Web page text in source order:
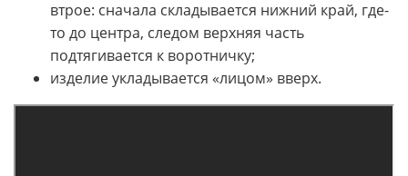
втрое: сначала складывается нижний край, где-
то до центра, следом верхняя часть
подтягивается к воротничку;
изделие укладывается «лицом» вверх.